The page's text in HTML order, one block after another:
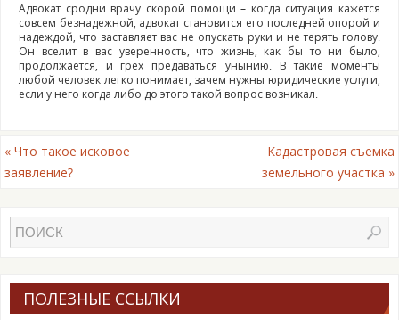
Адвокат сродни врачу скорой помощи – когда ситуация кажется
совсем безнадежной, адвокат становится его последней опорой и
надеждой, что заставляет вас не опускать руки и не терять голову.
Он вселит в вас уверенность, что жизнь, как бы то ни было,
продолжается, и грех предаваться унынию. В такие моменты
любой человек легко понимает, зачем нужны юридические услуги,
если у него когда либо до этого такой вопрос возникал.
« Что такое исковое
заявление?
Кадастровая съемка
земельного участка »
ПОЛЕЗНЫЕ ССЫЛКИ